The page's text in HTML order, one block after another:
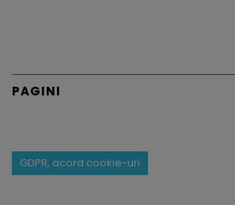
PAGINI
GDPR, acord cookie-uri